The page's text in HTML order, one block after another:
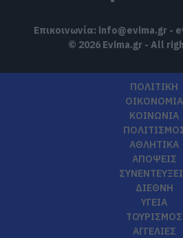
Επικοινωνία: info@evima.gr -
© 2026 Evima.gr - All
ΠΟΛΙΤΙΚΗ
ΟΙΚΟΝΟΜΙΑ
ΚΟΙΝΩΝΙΑ
ΑΘΛΗΤΙΚΑ
ΑΠΟΨΕΙΣ
ΔΙΕΘΝΗ
ΥΓΕΙΑ
ΤΟΥΡΙΣΜΟΣ
ΑΓΓΕΛΙΕΣ